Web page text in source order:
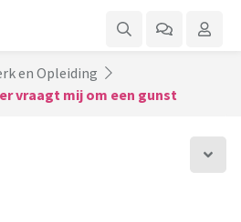
en Opleiding
vraagt mij om een gunst